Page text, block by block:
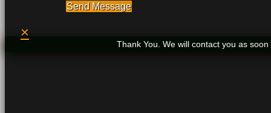
Send Message
×
Thank You. We will contact you as